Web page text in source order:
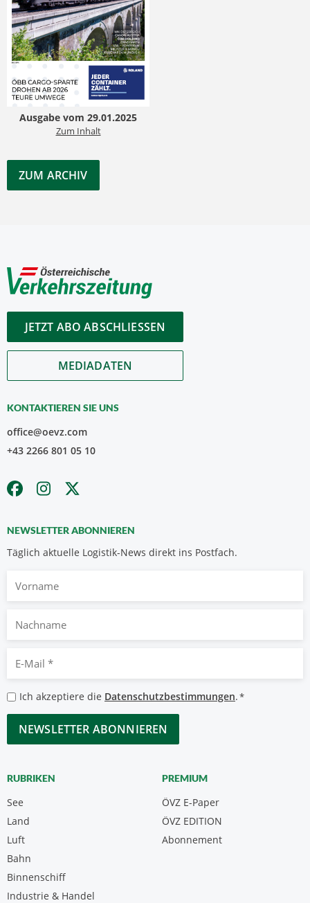
Ausgabe vom 29.01.2025
Zum Inhalt
ZUM ARCHIV
JETZT ABO ABSCHLIESSEN
MEDIADATEN
KONTAKTIEREN SIE UNS
office@oevz.com
+43 2266 801 05 10
NEWSLETTER ABONNIEREN
Täglich aktuelle Logistik-News direkt ins Postfach.
Nachname
Mail
*
Datenschutzbestimmungen
*
Ich akzeptiere die Datenschutzbestimmungen.*
CAPTCHA
RUBRIKEN
See
Land
Luft
Bahn
Binnenschiff
Industrie & Handel
PREMIUM
ÖVZ E-Paper
Abonnement
ÖVZ EDITION